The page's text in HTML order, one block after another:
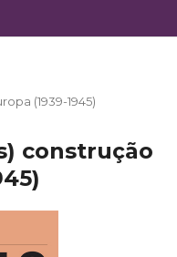
(1939-1945)
construção